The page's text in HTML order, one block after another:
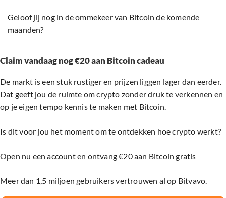
Geloof jij nog in de ommekeer van Bitcoin de komende
maanden?
Claim vandaag nog €20 aan Bitcoin cadeau
De markt is een stuk rustiger en prijzen liggen lager dan eerder.
Dat geeft jou de ruimte om crypto zonder druk te verkennen en
op je eigen tempo kennis te maken met Bitcoin.
Is dit voor jou het moment om te ontdekken hoe crypto werkt?
Open nu een account en ontvang €20 aan Bitcoin gratis
Meer dan 1,5 miljoen gebruikers vertrouwen al op Bitvavo.